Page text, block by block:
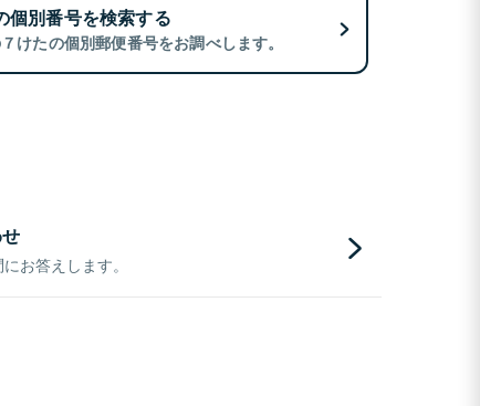
個別番号を検索する
けたの個別郵便番号をお調べします。
お答えします。